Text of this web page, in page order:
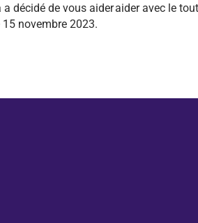
décidé de vous aider aider avec le tout
novembre 2023.